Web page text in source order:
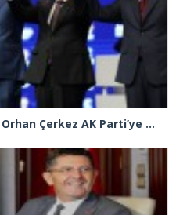
Çekmeköy Belediye Başkanı Orhan Çerkez AK Parti’ye katıldı